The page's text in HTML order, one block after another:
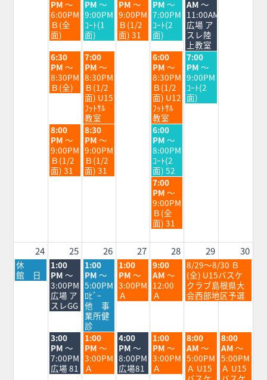
曜
日,
8
月
18th
2026
PM ～
6:00PM
Ｂ(全
面)
曜
日,
8
月
19th
2026
PM ～
9:00PM
ｺｰﾄ(1
面)
曜
日,
8
月
20th
PM ～
9:00PM
Ｂ(1/2
面) 31
曜
日,
8
月
21st
2026
PM ～
7:00PM
ｺｰﾄ(2
面)
曜
日,
8
月
22nd
2026
AM ～
11:00AM
広場 ア
スレ陸
上教室
火
曜
日,
8
月
6:30
PM ～
8:30PM
Ｂ(全)
水
曜
日,
8
月
19th
2026
7:00
PM ～
8:30PM
Ｂ(1/2
面) U15
ﾌｯﾄｻﾙ
教室
金
曜
日,
8
月
21st
2026
6:00
PM ～
8:30PM
Ｂ(1/2
面) U12
ﾌｯﾄｻﾙ
教室
土
曜
日,
8
月
22nd
7:00
PM ～
9:00PM
ｺｰﾄ(2
面)
火
曜
日,
8
月
18th
8:00
PM ～
9:00PM
Ｂ(1/2
面) 31
水
曜
日,
8
月
19th
8:30
PM ～
9:00PM
Ｂ(1/2
面) 31
金
曜
日,
8
月
21st
2026
6:00
PM ～
8:00PM
ｺｰﾄ(2
面) 52
金
曜
日,
8
月
21st
2026
7:00
PM ～
9:00PM
Ｂ(全
面) 31
24 25 26 27 28 29 30
月
曜
日,
休
館 日
火
曜
日,
8
月
25th
1:00
PM ～
3:00PM
広場 ア
スレGG
水
曜
日,
8
月
26th
2026
1:00
PM ～
5:00PM
ﾛﾋﾞｰ
他 事
業所健
診
木
曜
日,
8
月
1:00
PM ～
3:00PM
Ａ
金
曜
日,
8
月
9:00
AM ～
12:00
Ａ
土
曜
日,
8
月
8/29～8/30 Ｂ
(全) U15バスケ
クラブ島根県大
会西部地区予選
火
曜
日,
8
月
3:00
PM ～
7:00PM
広場 81
水
曜
日,
8
月
1:00
PM ～
3:00PM
Ａ
木
曜
日,
8
月
4:00
PM ～
8:00PM
広場81
金
曜
日,
8
月
1:00
PM ～
3:00PM
Ａ
土
曜
日,
8
月
8:00
AM ～
5:00PM
Ａ U15
日
曜
日,
8
月
8:00
AM ～
5:00PM
Ａ U15